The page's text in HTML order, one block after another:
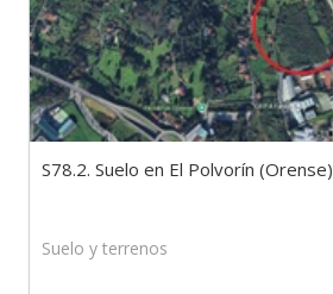
S78.2. Suelo en El Polvorín (Orense)
Suelo y terrenos